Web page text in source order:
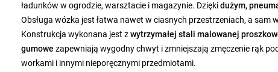
ładunków w ogrodzie, warsztacie i magazynie. Dziękidużym,
Obsługa wózka jest łatwa nawet w ciasnych przestrzeniach, a sam
Konstrukcja wykonana jest zwytrzymałej stali malowanej
gumowe zapewniają wygodny chwyt i zmniejszają zmęczenie rąk
workami i innymi nieporęcznymi przedmiotami.